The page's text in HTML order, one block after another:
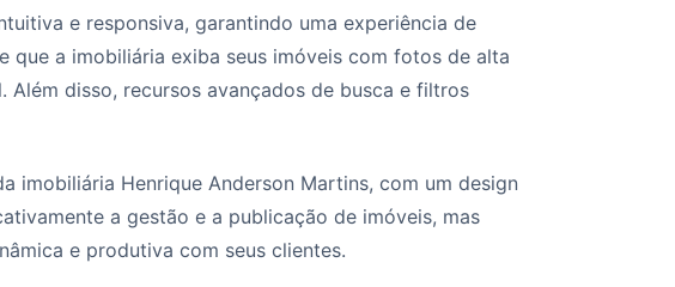
e responsiva, garantindo uma experiência de
a imobiliária exiba seus imóveis com fotos de alta
Além disso, recursos avançados de busca e filtros
imobiliária Henrique Anderson Martins, com um design
a gestão e a publicação de imóveis, mas
e produtiva com seus clientes.